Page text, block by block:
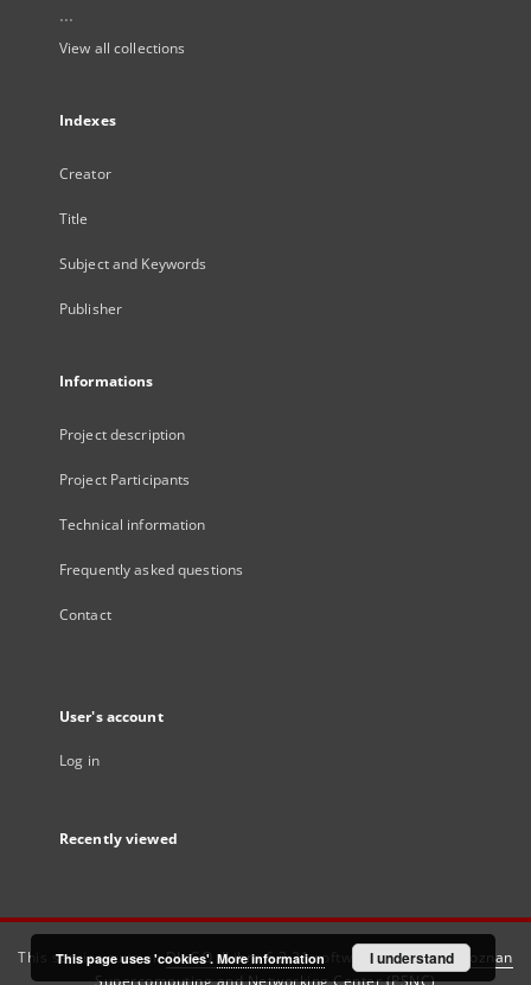
...
View all collections
Indexes
Creator
Title
Subject and Keywords
Publisher
Informations
Project description
Project Participants
Technical information
Frequently asked questions
Contact
User's account
Log in
Recently viewed
This service runs onDInGO dLibra 6.3.21software created by
Poznan
Supercomputing and Networking Center (PSNC)
This page uses 'cookies'. More information I understand